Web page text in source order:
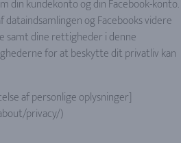
din kundekonto og din Facebook-konto.
og Facebooks videre
samt dine rettigheder i denne
for at beskytte dit privatliv kan
af personlige oplysninger]
privacy/)